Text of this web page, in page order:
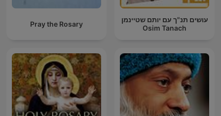
Pray the Rosary
עושים תנ"ך עם יותם שטיינמן
Osim Tanach